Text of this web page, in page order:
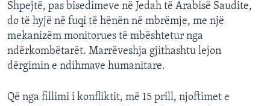
Shpejtë, pas bisedimeve në Jedah të Arabisë Saudite,
do të hyjë në fuqi të hënën në mbrëmje, me një
mekanizëm monitorues të mbështetur nga
ndërkombëtarët. Marrëveshja gjithashtu lejon
dërgimin e ndihmave humanitare.
Që nga fillimi i konfliktit, më 15 prill, njoftimet e